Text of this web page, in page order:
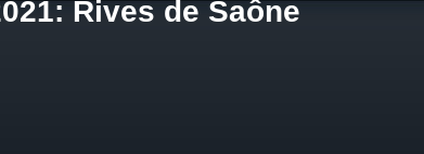
Rives de Saône